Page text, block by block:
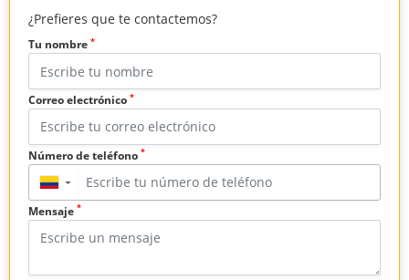
¿Prefieres que te contactemos?
Tu nombre *
Correo electrónico *
Número de teléfono *
▼
Mensaje *